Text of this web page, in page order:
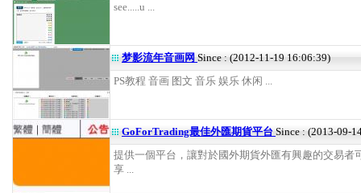
see.....u ...
梦影流年音画网 Since : (2012-11-19 16:06:39)
PS教程 音画 图文 音乐 娱乐 休闲 ...
GoForTrading最佳外匯期貨平台 Since : (2013-09-
提供一個平台，讓對於國外期貨外匯有興趣的交易者
享 ...